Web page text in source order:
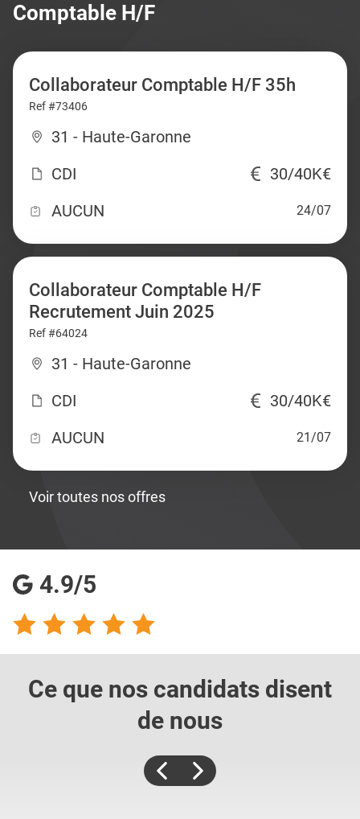
Comptable H/F
Collaborateur Comptable H/F 35h
Ref #73406
31 - Haute-Garonne
CDI
30/40K€
AUCUN
24/07
Collaborateur Comptable H/F
Recrutement Juin 2025
Ref #64024
31 - Haute-Garonne
CDI
30/40K€
AUCUN
21/07
Voir toutes nos offres
4.9/5
Ce que nos candidats disent
de nous